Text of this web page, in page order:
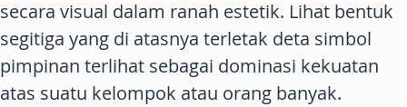
secara visual dalam ranah estetik. Lihat bentuk
segitiga yang di atasnya terletak deta simbol
pimpinan terlihat sebagai dominasi kekuatan
atas suatu kelompok atau orang banyak.